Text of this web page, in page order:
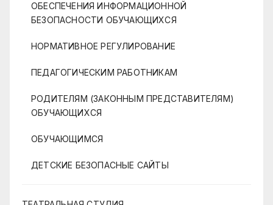
ОБЕСПЕЧЕНИЯ ИНФОРМАЦИОННОЙ
БЕЗОПАСНОСТИ ОБУЧАЮЩИХСЯ
НОРМАТИВНОЕ РЕГУЛИРОВАНИЕ
ПЕДАГОГИЧЕСКИМ РАБОТНИКАМ
РОДИТЕЛЯМ (ЗАКОННЫМ ПРЕДСТАВИТЕЛЯМ)
ОБУЧАЮЩИХСЯ
ОБУЧАЮЩИМСЯ
ДЕТСКИЕ БЕЗОПАСНЫЕ САЙТЫ